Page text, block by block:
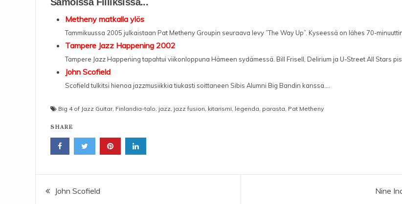
Metheny matkalla ylös
Tammikuussa 2005 julkaistaan Pat Metheny Groupin seuraava levy ”The Way Up”. Kyseessä on lähes 70-
Tampere Jazz Happening 2002
Tampere Jazz Happening tapahtui viikonloppuna Hämeen sydämessä. Bill Frisell, Delirium ja U-Street All Stars
John Scofield
Scofield tulkitsi hienoa jazzmusiikkia tiukasti soittaneen Sibis Alumni Big Bandin kanssa....
Big 4 of Jazz Guitar, Finlandia-talo jazz jazz fusion kitarismi legenda parasta Pat Metheny
SHARE
Artikkelien
John Scofield Nine